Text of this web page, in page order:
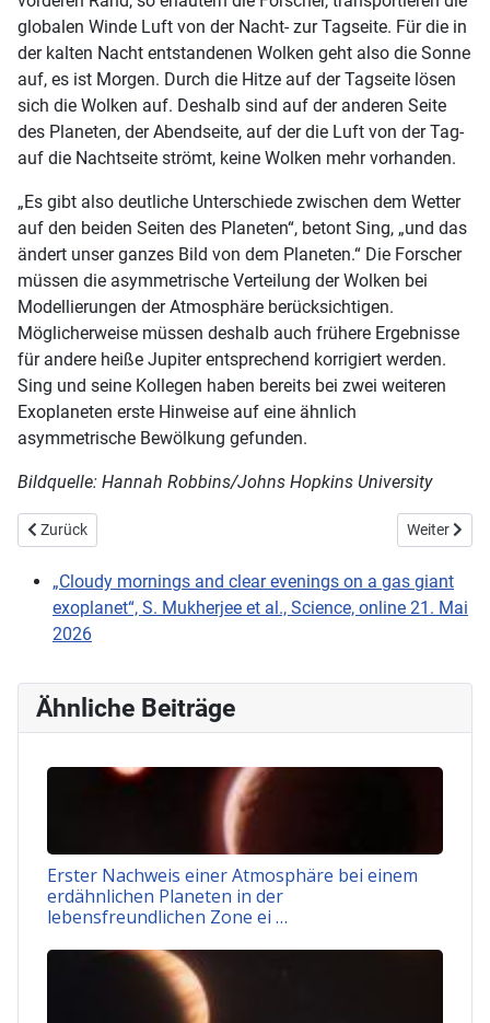
globalen Winde Luft von der Nacht- zur Tagseite. Für die in
der kalten Nacht entstandenen Wolken geht also die Sonne
auf, es ist Morgen. Durch die Hitze auf der Tagseite lösen
sich die Wolken auf. Deshalb sind auf der anderen Seite
des Planeten, der Abendseite, auf der die Luft von der Tag-
auf die Nachtseite strömt, keine Wolken mehr vorhanden.
„Es gibt also deutliche Unterschiede zwischen dem Wetter
auf den beiden Seiten des Planeten“, betont Sing, „und das
ändert unser ganzes Bild von dem Planeten.“ Die Forscher
müssen die asymmetrische Verteilung der Wolken bei
Modellierungen der Atmosphäre berücksichtigen.
Möglicherweise müssen deshalb auch frühere Ergebnisse
für andere heiße Jupiter entsprechend korrigiert werden.
Sing und seine Kollegen haben bereits bei zwei weiteren
Exoplaneten erste Hinweise auf eine ähnlich
asymmetrische Bewölkung gefunden.
Bildquelle: Hannah Robbins/Johns Hopkins University
Vorheriger Beitrag: Erste direkte Massenbestimmung eines „Little
Zurück Nächster
Weiter
„Cloudy mornings and clear evenings on a gas giant
exoplanet“, S. Mukherjee et al., Science, online 21. Mai
2026
Ähnliche Beiträge
Erster Nachweis einer Atmosphäre bei einem
erdähnlichen Planeten in der
lebensfreundlichen Zone ei …